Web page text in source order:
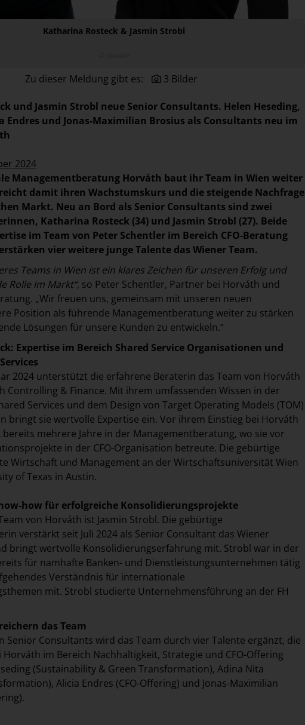
Katharina Rosteck & Jasmin Strobl
Zu dieser Meldung gibt es: 3 Bilder
und Jasmin Strobl neue Senior Consultants. Helen Heseding,
Endres und Jonas-Maximilian Brosius als Consultants neu im
2024
Managementberatung Horváth baut ihr Team in Wien weiter
damit ihren Wachstumskurs und die steigende Nachfrage
Markt. Neu an Bord als Senior Consultants sind zwei
Katharina Rosteck (34) und Jasmin Strobl (27). Beide
im Team von Peter Schentler im Bereich CFO-Beratung
vier weitere junge Talente das Wiener Team.
Teams in Wien ist ein klares Zeichen für unseren Erfolg und
Rolle im Markt“, so Peter Schentler, Partner bei Horváth und
„Wir freuen uns, gemeinsam mit unseren neuen
Position als führende Managementberatung weiter zu stärken
Lösungen für unsere Kunden zu entwickeln.“
Expertise im Bereich Shared Service Organisationen und
2024 unterstützt die erfahrene Beraterin das Team von Horváth
Controlling & Finance. Mit ihrem umfassenden Wissen in der
Services und dem Design von Target Operating Models (TOM)
bringt sie wertvolle Expertise ein. Vor ihrem Einstieg bei Horváth
mehrere Jahre in der Managementberatung, wo sie vor
in der CFO-Organisation betreute. Die gebürtige
Wirtschaft und Management an der Wirtschaftsuniversität Wien
of Texas in Austin.
how für erfolgreiche Konsolidierungsprojekte
von Horváth ist Jasmin Strobl. Die gebürtige
verstärkt seit Juli 2024 als Senior Consultant das Wiener
bringt wertvolle Konsolidierungserfahrung mit. Strobl war in der
für namhafte Banken- und Dienstleistungsunternehmen tätig
Verständnis für internationale
mit. Strobl studierte Unternehmensführung an der FH
das Team
Senior Consultants wird das Team durch vier Talente ergänzt, die
im Bereich Nachhaltigkeit, Strategie und CFO-Offering
(Sustainability & Green Transformation), Adina Nita
Alicia Endres (CFO-Offering) und Jonas-Maximilian